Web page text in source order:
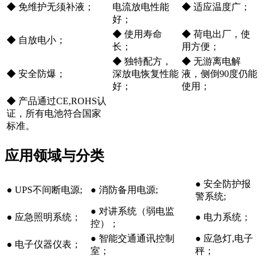
◆ 免维护无须补液；
电流放电性能
好；
◆ 适应温度广；
◆ 自放电小；
◆ 使用寿命
长；
◆ 荷电出厂，使
用方便；
◆ 安全防爆；
◆ 独特配方，
深放电恢复性能
好；
◆ 无游离电解
液，侧倒90度仍能
使用；
◆ 产品通过CE,ROHS认
证，所有电池符合国家
标准。
应用领域与分类
● UPS不间断电源; ● 消防备用电源;
● 安全防护报
警系统;
● 应急照明系统；
● 对讲系统（弱电监
控）；
● 电力系统；
● 电子仪器仪表；
● 智能交通通讯控制
室；
● 应急灯,电子
秤；